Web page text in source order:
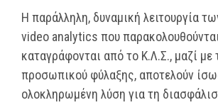
Η παράλληλη, δυναμική λειτουργία
video analytics που
καταγράφονται από το Κ.Λ.Σ., μαζί με
προσωπικού φύλαξης, αποτελούν
ολοκληρωμένη λύση για τη